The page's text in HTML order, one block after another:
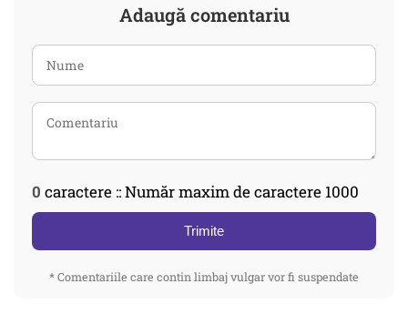
Adaugă comentariu
0 caractere :: Număr maxim de caractere 1000
Trimite
* Comentariile care contin limbaj vulgar vor fi suspendate